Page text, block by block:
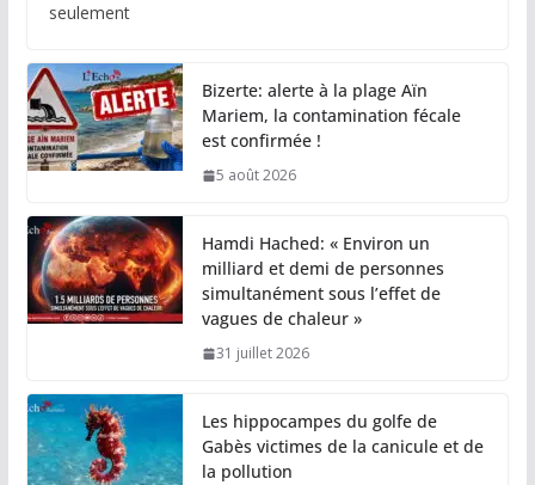
seulement
Bizerte: alerte à la plage Aïn
Mariem, la contamination fécale
est confirmée !
5 août 2026
Hamdi Hached: « Environ un
milliard et demi de personnes
simultanément sous l’effet de
vagues de chaleur »
31 juillet 2026
Les hippocampes du golfe de
Gabès victimes de la canicule et de
la pollution